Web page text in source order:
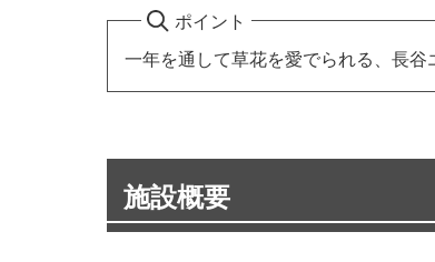
ポイント
一年を通して草花を愛でられる、長
施設概要